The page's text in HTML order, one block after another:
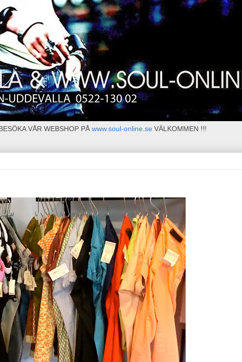
VÅR WEBSHOP PÅ www.soul-online.se VÄLKOMMEN !!!